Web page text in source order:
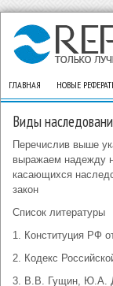
ГЛАВНАЯ НОВЫЕ
Виды
Перечислив выше
выражаем надежду
касающихся
закон
Список литературы
1. Конституция РФ
2. Кодекс
3. В.В. Гущин, Ю.А.